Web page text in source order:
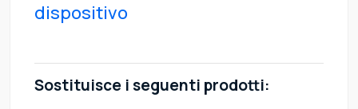
dispositivo
Sostituisce i seguenti prodotti: